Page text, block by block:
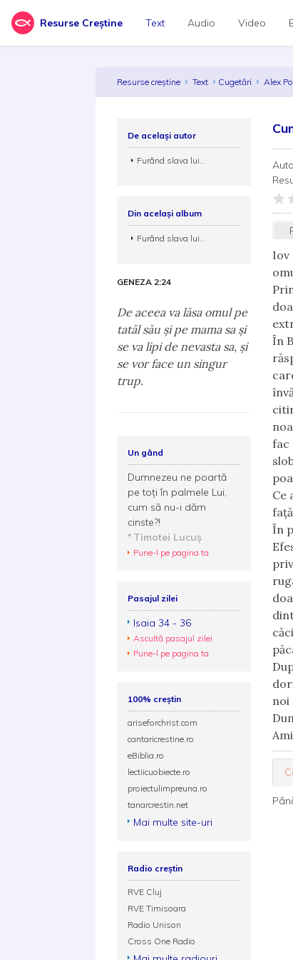
Resurse Creștine Text Audio Video
Resurse creștine Text Cugetări Alex
Iov
În
fac
Ce
În
noi
De același autor
Furând slava lui...
Din același album
Furând slava lui...
GENEZA 2:24
De aceea va lăsa omul pe
tatăl său şi pe mama sa şi
se va lipi de nevasta sa, şi
se vor face un singur
trup.
Un gând
Dumnezeu ne poartă
pe toţi în palmele Lui,
cum să nu-i dăm
cinste?!
Timotei Lucuş
Pune-l pe pagina ta
Pasajul zilei
Isaia 34 - 36
Ascultă pasajul zilei
Pune-l pe pagina ta
100% creștin
ariseforchrist.com
cantaricrestine.ro
eBiblia.ro
lectiicuobiecte.ro
proiectulimpreuna.ro
tanarcrestin.net
Mai multe site-uri
Radio creștin
RVE Cluj
RVE Timisoara
Radio Unison
Cross One Radio